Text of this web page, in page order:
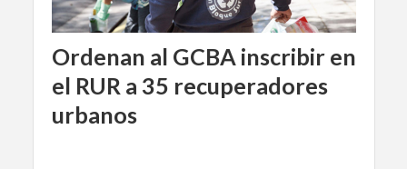
Ordenan al GCBA inscribir en
el RUR a 35 recuperadores
urbanos